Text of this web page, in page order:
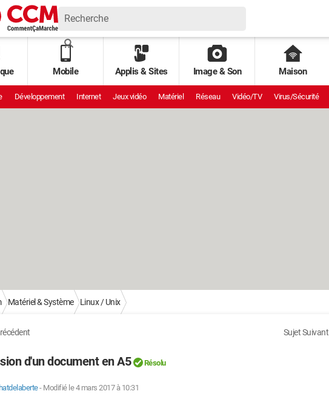
Mobile Applis & Sites Image & Son Maison
Développement Internet Jeux vidéo Matériel Réseau Vidéo/TV Virus/Sécurité
Matériel & Système Linux / Unix
Sujet Suivant
d'un document en A5 Résolu
- Modifié le 4 mars 2017 à 10:31